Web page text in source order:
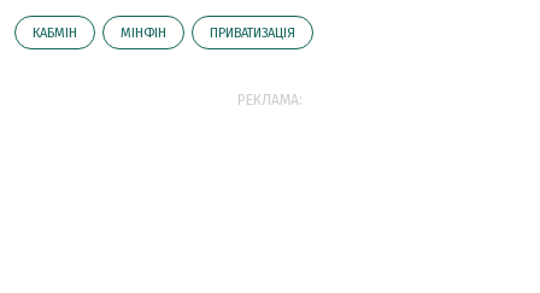
КАБМІН МІНФІН ПРИВАТИЗАЦІЯ
РЕКЛАМА: